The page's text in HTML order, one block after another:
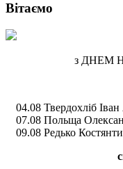
Вітаємо
з ДНЕМ
04.08 Твердохліб
07.08 Польща
09.08 Редько